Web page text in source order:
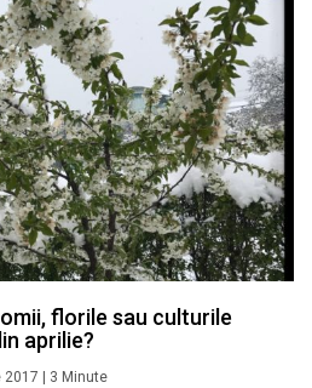
florile sau culturile
aprilie?
2017 3 Minute